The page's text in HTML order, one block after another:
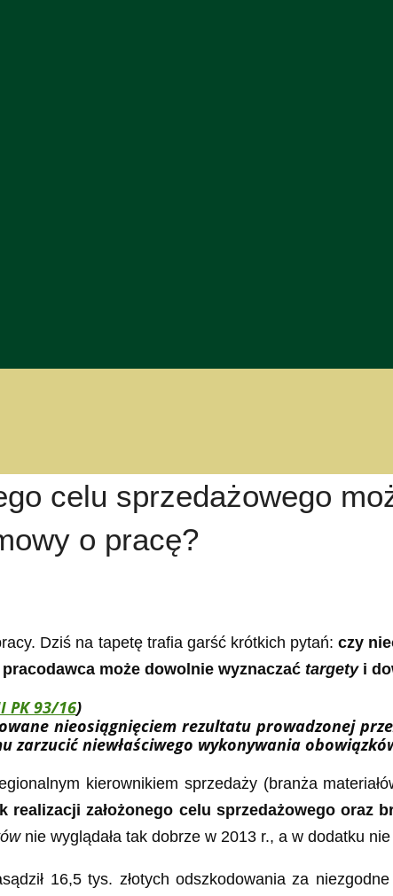
celu sprzedażowego
o pracę?
Dziś na tapetę trafia garść krótkich pytań: czy
może dowolnie wyznaczać targety i
PK 93/16)
nieosiągnięciem rezultatu prowadzonej
zarzucić niewłaściwego wykonywania
kierownikiem sprzedaży (branża
realizacji założonego celu sprzedażowego oraz
nie wyglądała tak dobrze w 2013 r., a w dodatku
16,5 tys. złotych odszkodowania za